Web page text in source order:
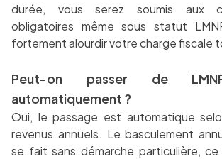
durée, vous serez soumis aux
obligatoires même sous statut
fortement alourdir votre charge fiscale
Peut-on passer de
automatiquement ?
Oui, le passage est automatique
revenus annuels. Le basculement
se fait sans démarche particulière,